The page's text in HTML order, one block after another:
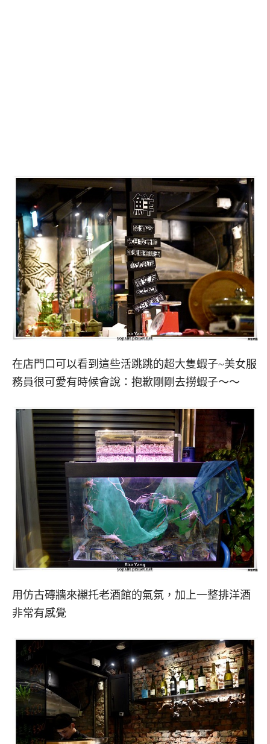
在店門口可以看到這些活跳跳的超大隻蝦子~美女服
務員很可愛有時候會說：抱歉剛剛去撈蝦子～～
用仿古磚牆來襯托老酒館的氣氛，加上一整排洋酒
非常有感覺